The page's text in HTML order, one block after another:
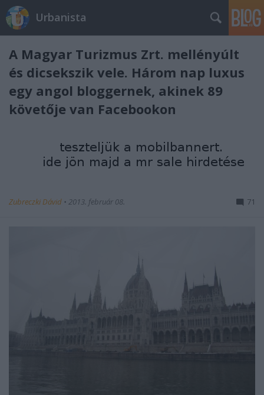
Urbanista
A Magyar Turizmus Zrt. mellényúlt
és dicsekszik vele. Három nap luxus
egy angol bloggernek, akinek 89
követője van Facebookon
Zubreczki Dávid • 2013. február 08. 71